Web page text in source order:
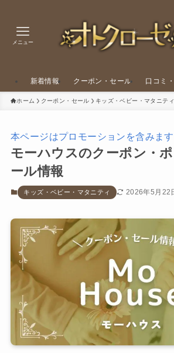
メニュー
新着情報 クーポン・セール 口コミ
ホーム クーポン・セール キッズ・ベビー・マタニティ
本ページはプロモーションを含みます
モーハウスのクーポン・
ール情報
キッズ・ベビー・マタニティ 2026年5月22